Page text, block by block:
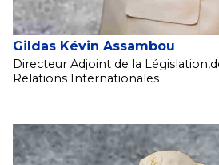
Gildas Kévin Assambou
Directeur Adjoint de la
Relations Internationales